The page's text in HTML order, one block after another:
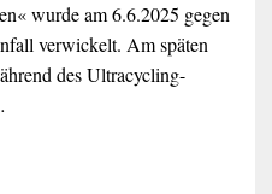
wurde am 6.6.2025 gegen
verwickelt. Am späten
des Ultracycling-